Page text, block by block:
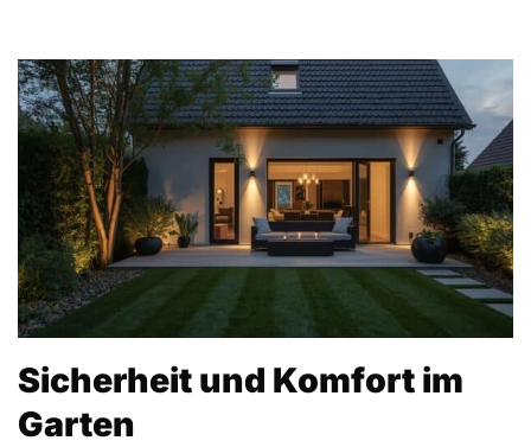
Sicherheit und Komfort im
Garten